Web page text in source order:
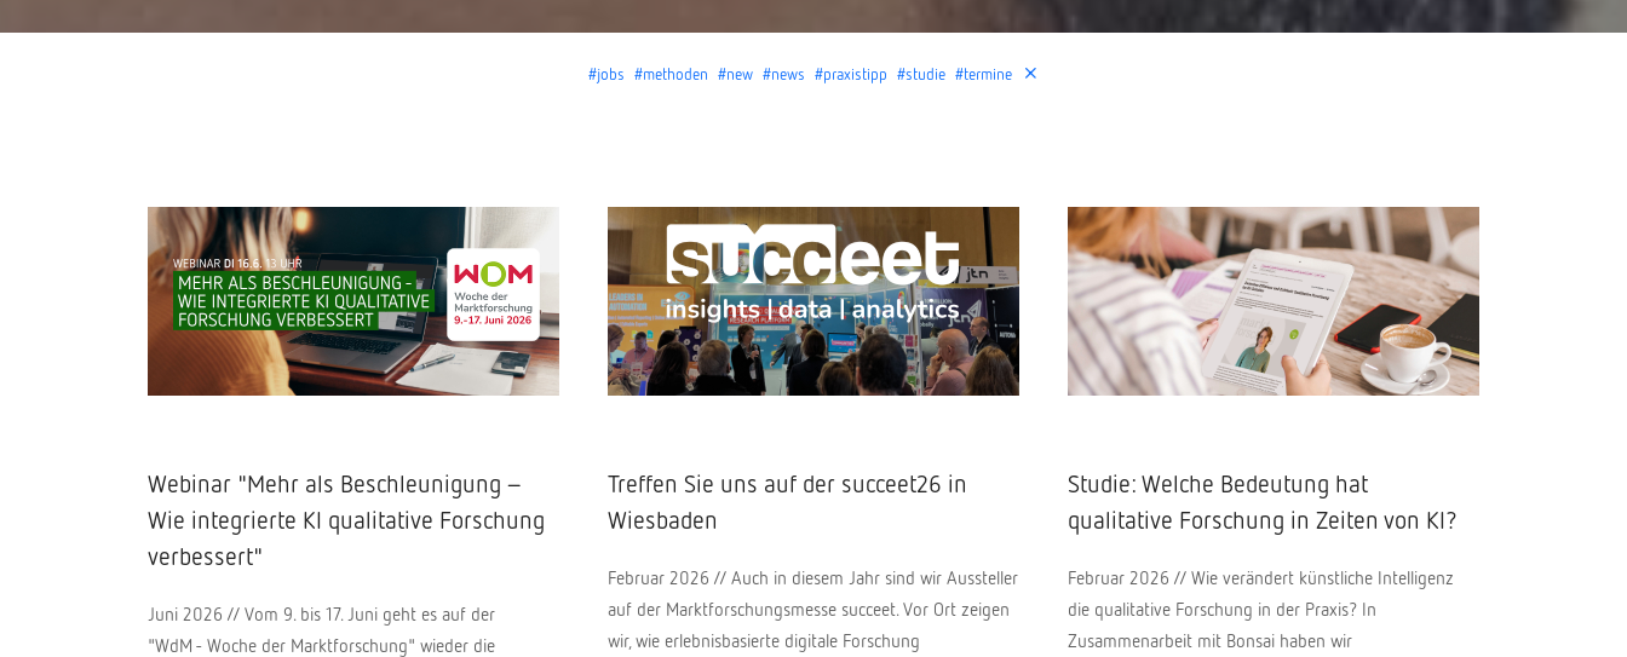
#jobs #methoden #new #news #praxistipp #studie #termine
Webinar "Mehr als Beschleunigung –
Wie integrierte KI qualitative Forschung
verbessert"
Juni 2026 // Vom 9. bis 17. Juni geht es auf der
"WdM - Woche der Marktforschung" wieder die
Treffen Sie uns auf der succeet26 in
Wiesbaden
Februar 2026 // Auch in diesem Jahr sind wir Aussteller
auf der Marktforschungsmesse succeet. Vor Ort zeigen
wir, wie erlebnisbasierte digitale Forschung
Studie: Welche Bedeutung hat
qualitative Forschung in Zeiten von KI?
Februar 2026 // Wie verändert künstliche Intelligenz
die qualitative Forschung in der Praxis? In
Zusammenarbeit mit Bonsai haben wir